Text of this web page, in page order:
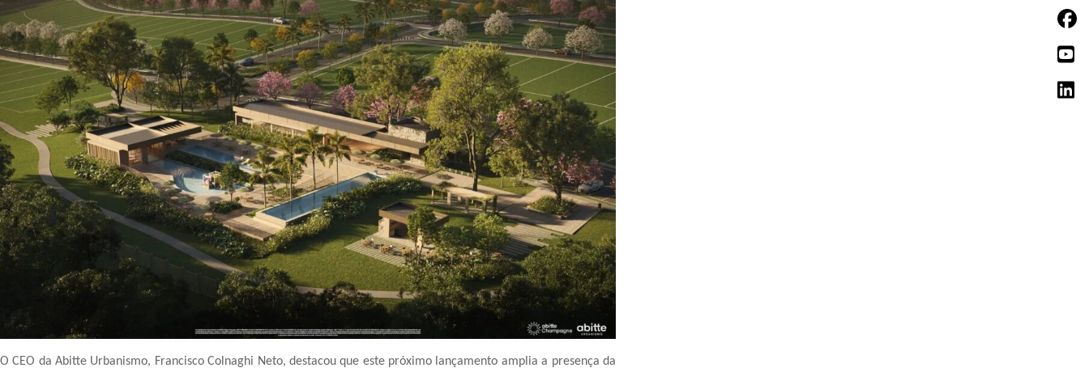
O CEO da Abitte Urbanismo, Francisco Colnaghi Neto, destacou que este próximo lançamento amplia a presença da